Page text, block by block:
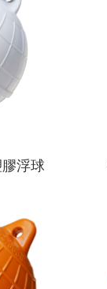
浮球